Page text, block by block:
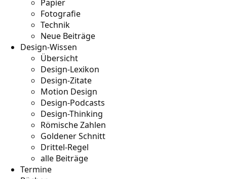
Papier
Fotografie
Technik
Neue Beiträge
Design-Wissen
Übersicht
Design-Lexikon
Design-Zitate
Motion Design
Design-Podcasts
Design-Thinking
Römische Zahlen
Goldener Schnitt
Drittel-Regel
alle Beiträge
Termine